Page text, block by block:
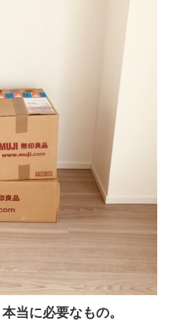
当に必要なもの。